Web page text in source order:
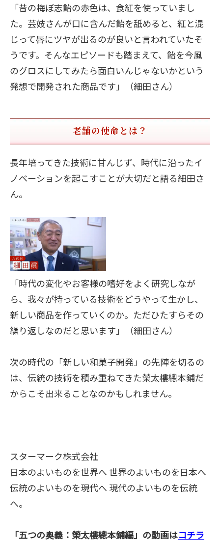
「昔の梅ぼ志飴の赤色は、食紅を使っていまし
た。芸妓さんが口に含んだ飴を舐めると、紅と混
じって唇にツヤが出るのが良いと言われていたそ
うです。そんなエピソードも踏まえて、飴を今風
のグロスにしてみたら面白いんじゃないかという
発想で開発された商品です」（細田さん）
老舗の使命とは？
長年培ってきた技術に甘んじず、時代に沿ったイ
ノベーションを起こすことが大切だと語る細田さ
ん。
「時代の変化やお客様の嗜好をよく研究しなが
ら、我々が持っている技術をどうやって生かし、
新しい商品を作っていくのか。ただひたすらその
繰り返しなのだと思います」（細田さん）
次の時代の「新しい和菓子開発」の先陣を切るの
は、伝統の技術を積み重ねてきた榮太樓總本鋪だ
からこそ出来ることなのかもしれません。
スターマーク株式会社
日本のよいものを世界へ 世界のよいものを日本へ
伝統のよいものを現代へ 現代のよいものを伝統
へ。
「五つの奥義：榮太樓總本鋪編」の動画はコチラ